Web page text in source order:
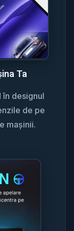
Ta
în designul
de pe
mașinii.